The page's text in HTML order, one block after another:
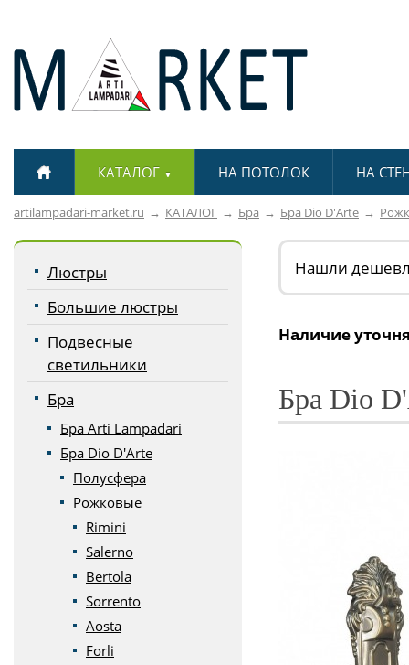
КАТАЛОГ ▼ НА ПОТОЛОК НА
artilampadari-market.ru КАТАЛОГ Бра Бра Dio D'Arte
Люстры
Большие люстры
Подвесные
светильники
Бра
Бра Arti Lampadari
Бра Dio D'Arte
Полусфера
Рожковые
Rimini
Salerno
Bertola
Sorrento
Aosta
Forli
Нашли
Наличие
Бра Dio